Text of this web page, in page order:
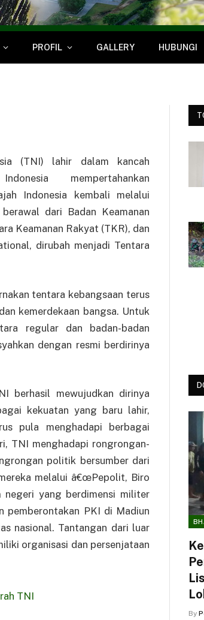
PROFIL GALLERY HUBUNGI
(TNI) lahir dalam kancah
mempertahankan
Indonesia kembali melalui
dari Badan Keamanan
Keamanan Rakyat (TKR), dan
dirubah menjadi Tentara
tentara kebangsaan terus
kemerdekaan bangsa. Untuk
regular dan badan-badan
dengan resmi berdirinya
berhasil mewujudkan dirinya
kekuatan yang baru lahir,
pula menghadapi berbagai
TNI menghadapi rongrongan-
politik bersumber dari
melalui â€œPepolit, Biro
negeri yang berdimensi militer
pemberontakan PKI di Madiun
nasional. Tantangan dari luar
organisasi dan persenjataan
By